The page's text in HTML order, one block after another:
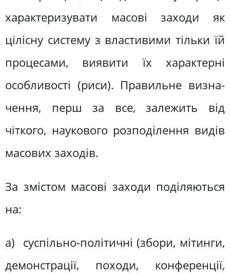
характеризувати масові заходи як
цілісну систему з властивими тільки їй
процесами, виявити їх характерні
особливості (риси). Правильне визна-
чення, перш за все, залежить від
чіткого, наукового розподілення видів
масових заходів.
За змістом масові заходи поділяються
на:
а) суспільно-політичні (збори, мітинги,
демонстрації, походи, конференції,